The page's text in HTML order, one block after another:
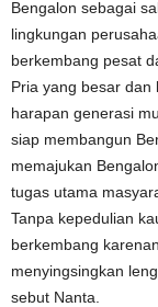
Bengalon sebagai
lingkungan
berkembang pesat
Pria yang besar dan
harapan generasi
siap membangun
memajukan
tugas utama
Tanpa kepedulian
berkembang
menyingsingkan
sebut Nanta.